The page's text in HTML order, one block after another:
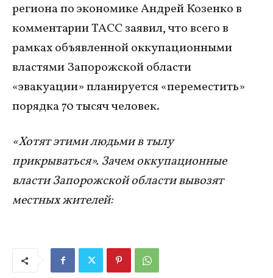
региона по экономике Андрей Козенко в
комментарии ТАСС заявил, что всего в
рамках объявленной оккупационными
властями Запорожской области
«эвакуации» планируется «переместить»
порядка 70 тысяч человек.
«Хотят этими людьми в тылу
прикрываться». Зачем оккупационные
власти Запорожской области вывозят
местных жителей: